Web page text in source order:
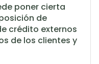
poner cierta
de
crédito externos
de los clientes y